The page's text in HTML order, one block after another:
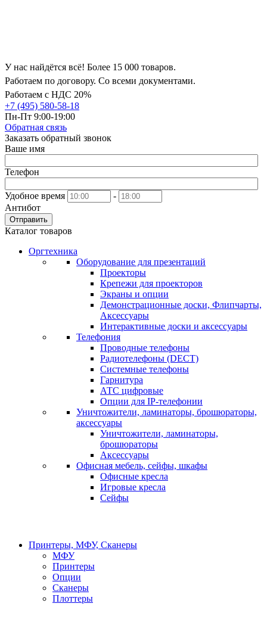
У нас найдётся всё! Более 15 000 товаров.
Работаем по договору. Со всеми документами.
Работаем с НДС 20%
+7 (495) 580-58-18
Пн-Пт 9:00-19:00
Обратная связь
Заказать обратный звонок
Ваше имя
Телефон
Удобное время
-
Антибот
Отправить
Каталог товаров
Оргтехника
Оборудование для презентаций
Проекторы
Крепежи для проекторов
Экраны и опции
Демонстрационные доски, Флипчарты,
Аксессуары
Интерактивные доски и аксессуары
Телефония
Проводные телефоны
Радиотелефоны (DECT)
Системные телефоны
Гарнитура
АТС цифровые
Опции для IP-телефонии
Уничтожители, ламинаторы, брошюраторы,
аксессуары
Уничтожители, ламинаторы,
брошюраторы
Аксессуары
Офисная мебель, сейфы, шкафы
Офисные кресла
Игровые кресла
Сейфы
Принтеры, МФУ, Сканеры
МФУ
Принтеры
Опции
Сканеры
Плоттеры